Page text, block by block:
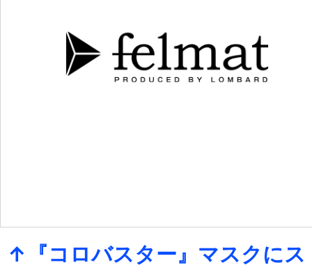
↑『コロバスター』マスクにス